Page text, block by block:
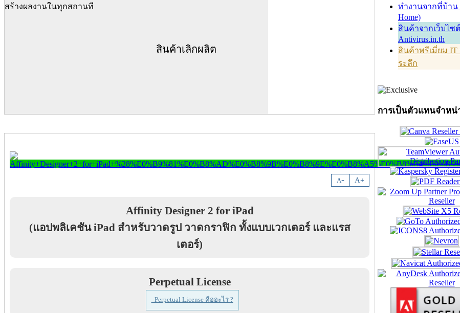
สร้างผลงานในทุกสถานที
สินค้าเลิกผลิต
A- A+
Affinity Designer 2 for iPad
(แอปพลิเคชัน iPad สำหรับวาดรูป วาดกราฟิก ทั้งแบบเวกเตอร์ และแรส
เตอร์)
Perpetual License
Perpetual License คืออะไร ?
ทำงานจากที่บ้าน
Home)
สินค้าจากเว็บไซต์
Antivirus.in.th
สินค้าพรีเมี่ยม
ระลึก
การเป็นตัวแทนจำหน่